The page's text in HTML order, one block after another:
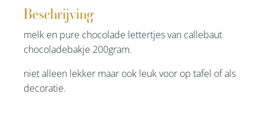
Beschrijving
melk en pure chocolade lettertjes van callebaut
chocoladebakje 200gram.
niet alleen lekker maar ook leuk voor op tafel of als
decoratie.